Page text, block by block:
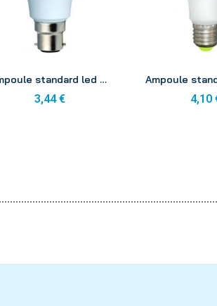
Ampoule standard led ecowatt B22 8w 240v 2700k
3,44 € 4,10